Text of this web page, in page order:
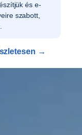
és e-
szabott,
→